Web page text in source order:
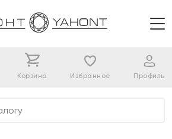
Корзина Избранное Профиль